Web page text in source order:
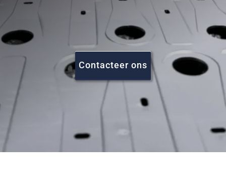
Projecten
FAQ
Vacatures
Contacteer ons